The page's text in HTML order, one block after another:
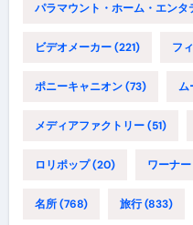
パラマウント・ホーム・エン
ビデオメーカー(221) フ
ポニーキャニオン(73) ム
メディアファクトリー(51)
ロリポップ(20) ワーナ
名所(768) 旅行(833)